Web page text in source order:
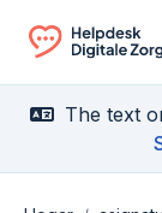
Ga naar de
The text